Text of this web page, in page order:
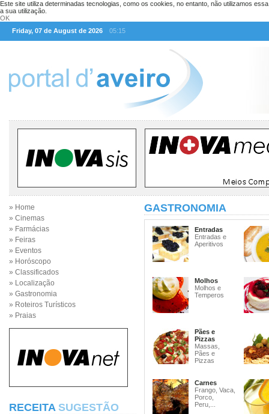
Este site utiliza determinadas tecnologias, como os cookies, no entanto, não utilizamos
a sua utilização.
OK
Friday, 07 de August de 2026
05:15
» Home
» Cinemas
» Farmácias
» Feiras
» Eventos
» Horóscopo
» Classificados
» Localização
» Gastronomia
» Roteiros Turísticos
» Praias
RECEITA SUGESTÃO
GASTRONOMIA
Entradas
Entradas e
Aperitivos
Molhos
Molhos e
Temperos
Pães e
Pizzas
Massas,
Pães e
Pizzas
Carnes
Frango, Vaca,
Porco,
Peru,...